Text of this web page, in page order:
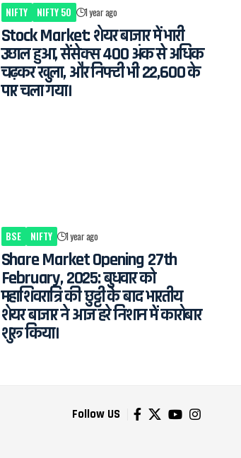
NIFTY NIFTY 50 1 year ago
Stock Market: शेयर बाजार में भारी
उछाल हुआ, सेंसेक्स 400 अंक से अधिक
चढ़कर खुला, और निफ्टी भी 22,600 के
पार चला गया।
BSE NIFTY 1 year ago
Share Market Opening 27th
February, 2025: बुधवार को
महाशिवरात्रि की छुट्टी के बाद भारतीय
शेयर बाजार ने आज हरे निशान में कारोबार
शुरू किया।
Follow US